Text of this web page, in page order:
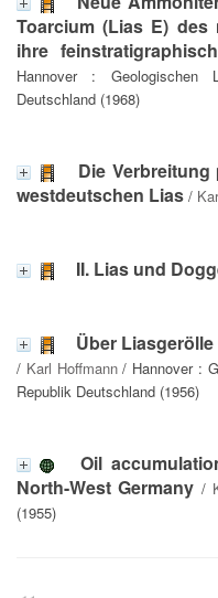
Toarcium (Lias E) des
ihre
Hannover : Geologischen
Deutschland (1968)
Die
westdeutschen Lias /
II. Lias und
Über
/ Karl Hoffmann/ Hannover :
Republik Deutschland (1956)
Oil
North-West Germany /
(1955)